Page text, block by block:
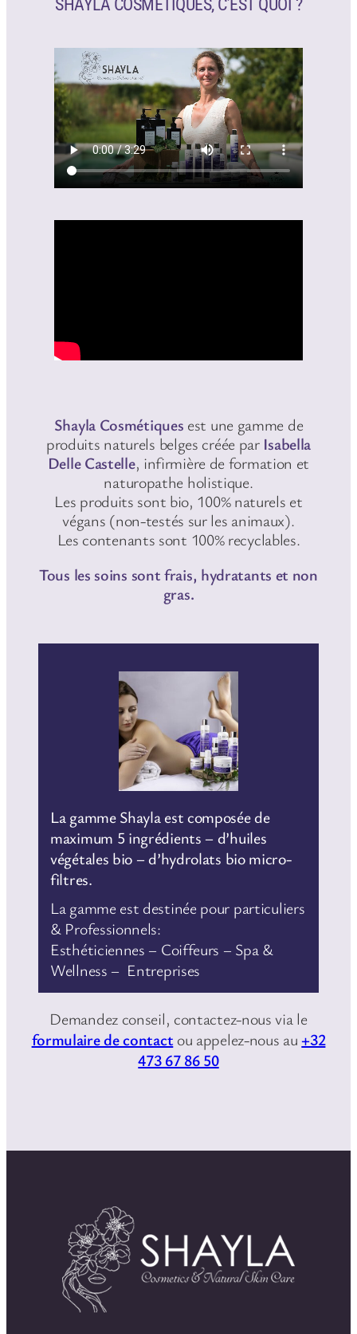
Shayla Cosmétiques est une gamme de
produits naturels belges créée par Isabella
Delle Castelle, infirmière de formation et
naturopathe holistique.
Les produits sont bio, 100% naturels et
végans (non-testés sur les animaux).
Les contenants sont 100% recyclables.
Tous les soins sont frais, hydratants et non
gras.
La gamme Shayla est composée de
maximum 5 ingrédients – d’huiles
végétales bio – d’hydrolats bio micro-
filtres.
La gamme est destinée pour particuliers
& Professionnels:
Esthéticiennes – Coiffeurs – Spa &
Wellness – Entreprises
Demandez conseil, contactez-nous via le
formulaire de contact ou appelez-nous au+32
473 67 86 50